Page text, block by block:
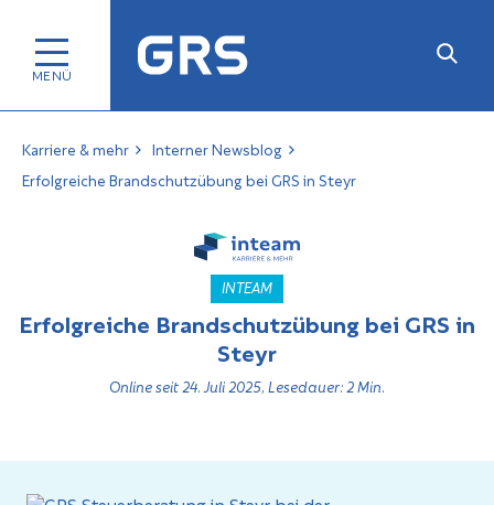
Karriere & mehr
Interner Newsblog
Erfolgreiche Brandschutzübung bei GRS in Steyr
INTEAM
Erfolgreiche Brandschutzübung bei GRS in
Steyr
Online seit 24. Juli 2025, Lesedauer: 2 Min.